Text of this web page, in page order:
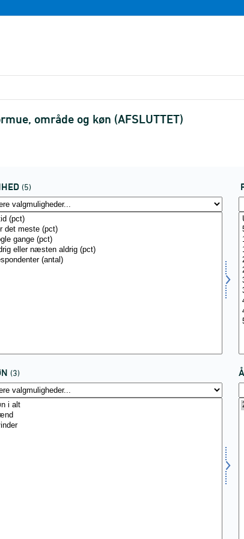
område og køn (AFSLUTTET)
(5)
(3)